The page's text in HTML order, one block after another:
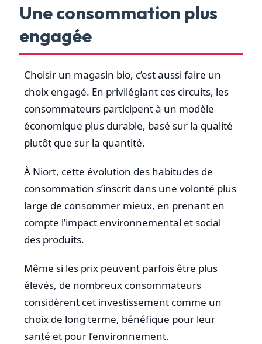
Une consommation plus
engagée
Choisir un magasin bio, c’est aussi faire un
choix engagé. En privilégiant ces circuits, les
consommateurs participent à un modèle
économique plus durable, basé sur la qualité
plutôt que sur la quantité.
À Niort, cette évolution des habitudes de
consommation s’inscrit dans une volonté plus
large de consommer mieux, en prenant en
compte l’impact environnemental et social
des produits.
Même si les prix peuvent parfois être plus
élevés, de nombreux consommateurs
considèrent cet investissement comme un
choix de long terme, bénéfique pour leur
santé et pour l’environnement.